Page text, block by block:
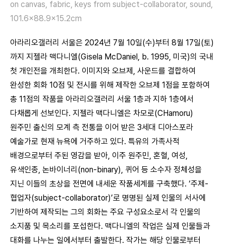
on canvas, fabric, keys from subject-collaborator, sound,
101.6×88.9×15.2cm
아라리오갤러리 서울은 2024년 7월 10일(수)부터 8월 17일(토)
까지 지젤라 맥다니엘(Gisela McDaniel, b. 1995, 미국)의 국내
첫 개인전을 개최한다. 이미지와 오브제, 사운드를 결합하여
완성한 회화 10점 및 전시를 위해 제작한 오브제 1점을 포함하여
총 11점의 작품을 아라리오갤러리 서울 1층과 지하 1층에서
다채롭게 선보인다. 지젤라 맥다니엘은 차모로(CHamoru)
원주민 출신의 모계 측 전통을 이어 받은 3세대 디아스포라
예술가로 현재 뉴욕에 거주하고 있다. 특유의 가족사적
배경으로부터 주된 영감을 받아, 이주 원주민, 혼혈, 여성,
유색인종, 논바이너리(non-binary), 퀴어 등 소수자 정체성을
지닌 이들의 초상을 전면에 내세운 작품세계를 구축했다. ‘주제-
협업자(subject-collaborator)’로 명명된 실제 인물의 서사에
기반하여 제작되는 그의 회화는 주요 구성요소로서 각 인물의
소지품 및 목소리를 포섭한다. 맥다니엘의 작업은 실제 인물들과
대화를 나누는 일에서부터 출발한다. 작가는 해당 인물로부터